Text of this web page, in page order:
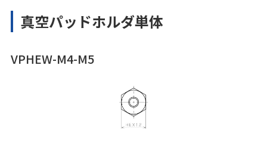
真空パッドホルダ単体
VPHEW-M4-M5